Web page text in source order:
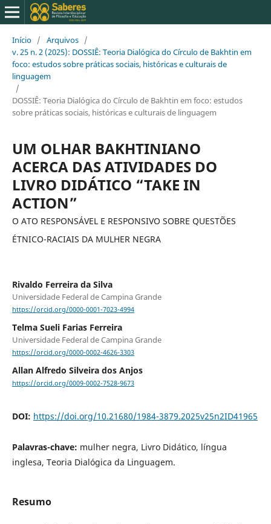
Início / Arquivos /
v. 25 n. 2 (2025): DOSSIÊ: Teoria Dialógica do Círculo de Bakhtin em
foco: estudos sobre práticas sociais, históricas e culturais de
linguagem
/
DOSSIÊ: Teoria Dialógica do Círculo de Bakhtin em foco: estudos
sobre práticas sociais, históricas e culturais de linguagem
UM OLHAR BAKHTINIANO
ACERCA DAS ATIVIDADES DO
LIVRO DIDÁTICO “TAKE IN
ACTION”
O ATO RESPONSÁVEL E RESPONSIVO SOBRE QUESTÕES
ÉTNICO-RACIAIS DA MULHER NEGRA
Rivaldo Ferreira da Silva
Universidade Federal de Campina Grande
https://orcid.org/0000-0001-7023-4994
Telma Sueli Farias Ferreira
Universidade Federal de Campina Grande
https://orcid.org/0000-0002-4626-3303
Allan Alfredo Silveira dos Anjos
https://orcid.org/0009-0002-7528-9673
DOI: https://doi.org/10.21680/1984-3879.2025v25n2ID41965
Palavras-chave: mulher negra, Livro Didático, língua
inglesa, Teoria Dialógica da Linguagem.
Resumo